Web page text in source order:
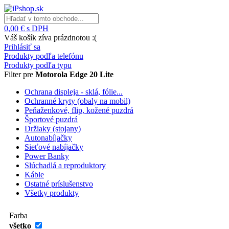
0,00 € s DPH
Váš košík zíva prázdnotou :(
Prihlásiť sa
Produkty podľa telefónu
Produkty podľa typu
Filter pre Motorola Edge 20 Lite
Ochrana displeja - sklá, fólie...
Ochranné kryty (obaly na mobil)
Peňaženkové, flip, kožené puzdrá
Športové puzdrá
Držiaky (stojany)
Autonabíjačky
Sieťové nabíjačky
Power Banky
Slúchadlá a reproduktory
Káble
Ostatné príslušenstvo
Všetky produkty
Farba
všetko